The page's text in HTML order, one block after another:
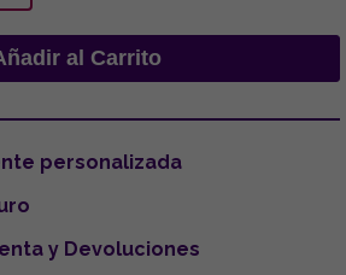
personalizada
y Devoluciones